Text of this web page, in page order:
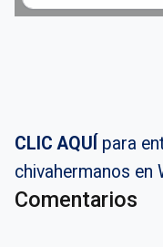
CLIC AQUÍ para
chivahermanos en
Comentarios